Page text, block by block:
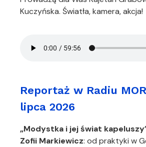
Kuczyńska. Światła, kamera, akcja!
Reportaż w Radiu
lipca 2026
„Modystka i jej świat
Zofii Markiewicz: od praktyki w